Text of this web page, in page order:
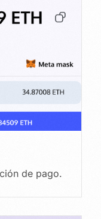
de pago.